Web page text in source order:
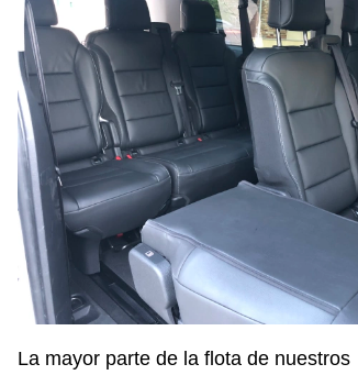
La mayor parte de la flota de nuestros